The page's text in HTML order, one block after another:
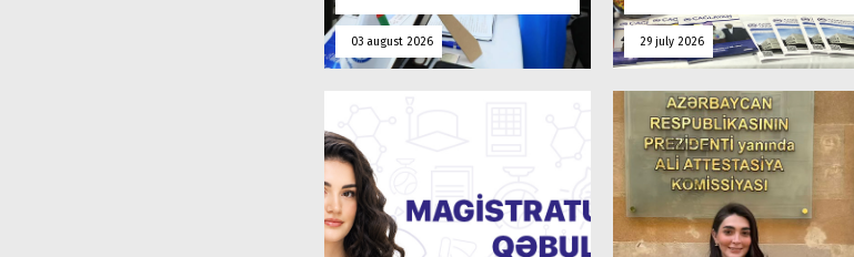
03 august 2026 29 july 2026